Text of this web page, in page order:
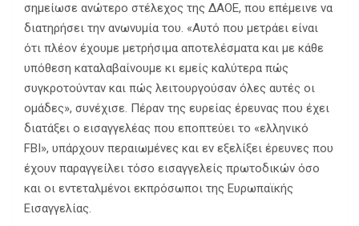
σημείωσε ανώτερο στέλεχος της ΔΑΟΕ, που επέμεινε να
διατηρήσει την ανωνυμία του. «Αυτό που μετράει είναι
ότι πλέον έχουμε μετρήσιμα αποτελέσματα και με κάθε
υπόθεση καταλαβαίνουμε κι εμείς καλύτερα πώς
συγκροτούνταν και πώς λειτουργούσαν όλες αυτές οι
ομάδες», συνέχισε. Πέραν της ευρείας έρευνας που έχει
διατάξει ο εισαγγελέας που εποπτεύει το «ελληνικό
FBI», υπάρχουν περαιωμένες και εν εξελίξει έρευνες που
έχουν παραγγείλει τόσο εισαγγελείς πρωτοδικών όσο
και οι εντεταλμένοι εκπρόσωποι της Ευρωπαϊκής
Εισαγγελίας.